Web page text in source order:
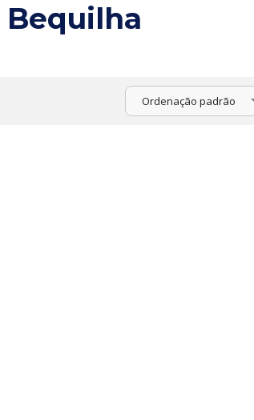
Ordenação padrão